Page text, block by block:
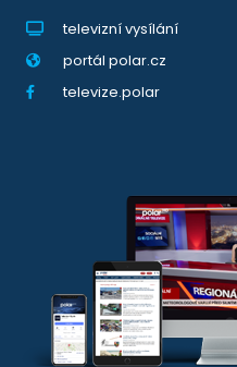
televizní vysílání
portál polar.cz
televize.polar